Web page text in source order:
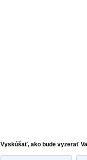
Vyskúšať, ako bude vyzerať